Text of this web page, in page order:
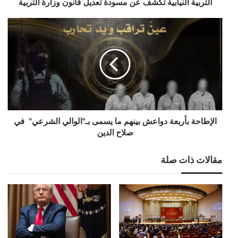
التربية النيابية تكشف عن مسودة تعديل قانون وزارة التربية
بـ"الوالي
الشرعي"
في
صلاح
الإطاحة بأربعة دواعش بينهم ما يسمى بـ"الوالي الشرعي" في
صلاح الدين
مقالات ذات صلة